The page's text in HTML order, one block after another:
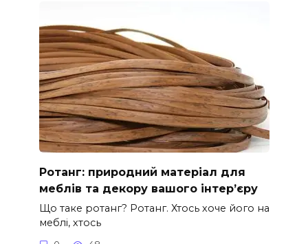
Ротанг: природний матеріал для
меблів та декору вашого інтер’єру
Що таке ротанг? Ротанг. Хтось хоче його на
меблі, хтось